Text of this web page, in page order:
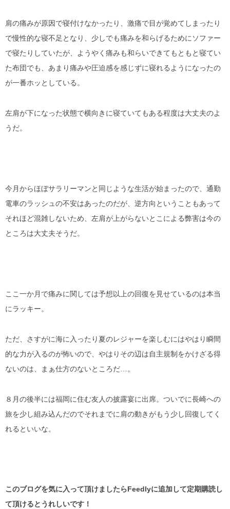
肩の痛みが原因で寝付けなかったり、激痛で目が覚めてしまったり
で慢性的な寝不足となり、少しでも痛みを和らげるためにソファー
で寝たりしていたが、ようやく痛みも和らいできてもともと寝てい
た布団でも、あまり痛みや圧迫感を感じずに寝れるようになったの
が一番ホッとしている。
左肩が下になった状態で横向きに寝ていてもある程度は大丈夫のよ
うだ。
今月からほぼサラリーマンと同じような生活が始まったので、通勤
電車のラッシュの不安はあったのだが、逆方向ということもあって
それほど混雑しないため、左肩が上がらないとこによる弊害は今の
ところは大丈夫そうだ。
ここ一か月で痛みに関しては予想以上の回復を見せているのは本当
にラッキー。
ただ、さすがに海に入ったり夏のレジャーを楽しむにはやはり瞬間
的な力が入るのが怖いので、やはりその辺は自主規制をかけざる得
ないのは、まぁ仕方のないところだ…。
８月の後半には福岡に住む友人の披露宴に出席。ついでに長崎への
旅を少し組み込んだのでそれまでに肩の動きがもう少し回復してく
れるといいな。
このブログを気に入って頂けましたらFeedlyに追加して定期購読し
て頂けるとうれしいです！